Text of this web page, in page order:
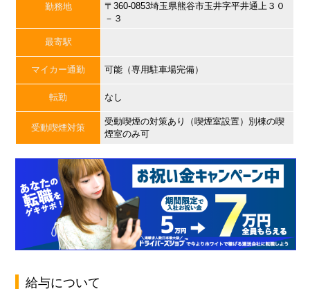
勤務地
〒360-0853埼玉県熊谷市玉井字平井通上３０
－３
最寄駅
マイカー通勤 可能（専用駐車場完備）
転勤 なし
受動喫煙対策
受動喫煙の対策あり（喫煙室設置）別棟の喫
煙室のみ可
給与について